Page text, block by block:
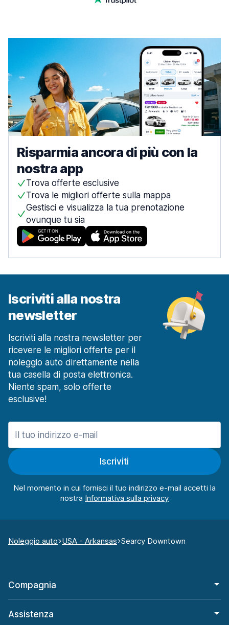
Risparmia ancora di più con la
nostra app
Trova offerte esclusive
Trova le migliori offerte sulla mappa
Gestisci e visualizza la tua prenotazione
ovunque tu sia
Iscriviti alla nostra
newsletter
Iscriviti alla nostra newsletter per
ricevere le migliori offerte per il
noleggio auto direttamente nella
tua casella di posta elettronica.
Niente spam, solo offerte
esclusive!
Iscriviti
Nel momento in cui fornisci il tuo indirizzo e-mail accetti la
nostra
Noleggio auto USA - Arkansas Searcy Downtown
Compagnia
Assistenza